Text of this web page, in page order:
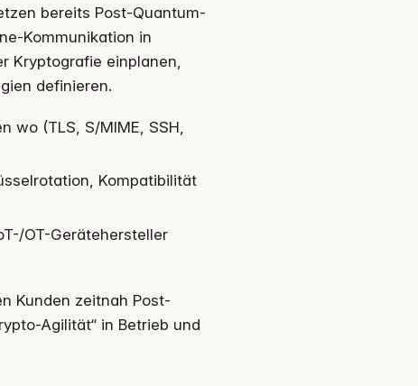
bereits Post-Quantum-
Kommunikation in
Kryptografie einplanen,
definieren.
wo (TLS, S/MIME, SSH,
Kompatibilität
OT-Gerätehersteller
Kunden zeitnah Post-
Agilität“ in Betrieb und